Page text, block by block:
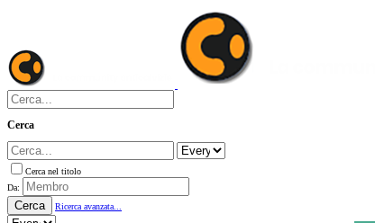
Cerca
Cerca nel titolo
Da:
Cerca Ricerca avanzata...